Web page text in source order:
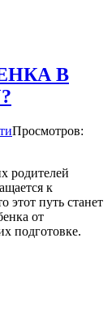
В
Просмотров:
родителей
к
этот путь станет
от
подготовке.